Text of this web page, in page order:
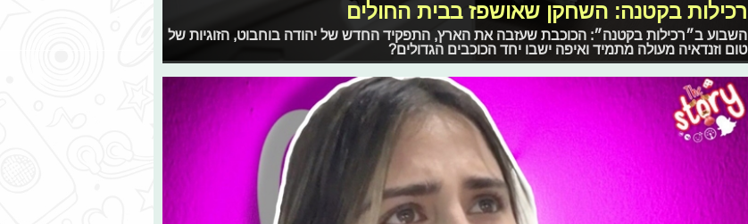
רכילות בקטנה: השחקן שאושפז בבית החולים
השבוע ב״רכילות בקטנה״: הכוכבת שעזבה את הארץ, התפקיד החדש של יהודה בוחבוט, הזוגיות של
טום וזנדאיה מעולה מתמיד ואיפה ישבו יחד הכוכבים הגדולים?